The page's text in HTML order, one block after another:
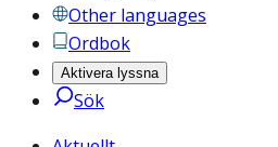
Other languages
Ordbok
Aktivera lyssna
Sök